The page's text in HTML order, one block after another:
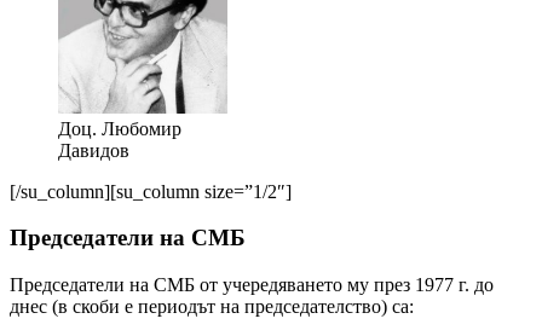
Доц. Любомир
Давидов
[/su_column][su_column size=”1/2″]
Председатели на СМБ
Председатели на СМБ от учередяването му през 1977 г. до
днес (в скоби е периодът на председателство) са: